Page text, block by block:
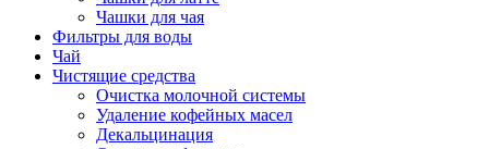
Чашки для чая
Фильтры для воды
Чай
Чистящие средства
Очистка молочной системы
Удаление кофейных масел
Декальцинация